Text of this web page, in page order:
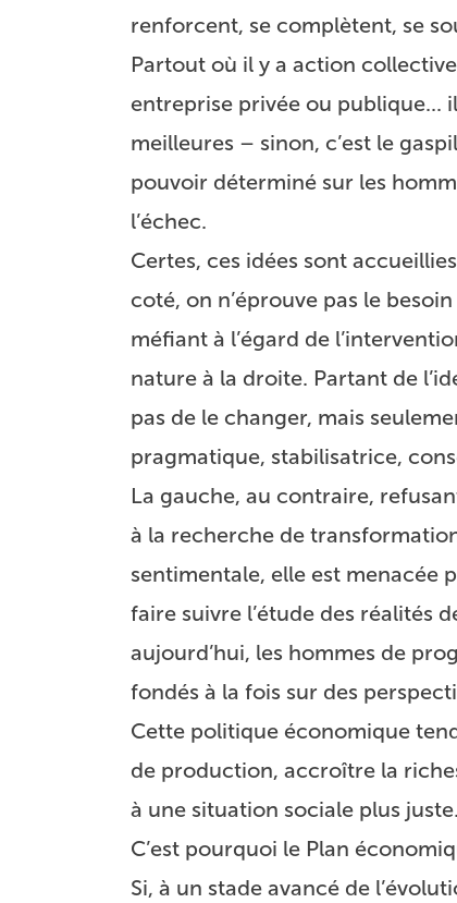
renforcent, se complètent, se
Partout où il y a action
entreprise privée ou publique...
meilleures – sinon, c’est le
pouvoir déterminé sur les
l’échec.
Certes, ces idées sont
coté, on n’éprouve pas le
méfiant à l’égard de
nature à la droite. Partant de
pas de le changer, mais
pragmatique, stabilisatrice,
La gauche, au contraire,
à la recherche de
sentimentale, elle est menacée
faire suivre l’étude des réalités
aujourd’hui, les hommes de
fondés à la fois sur des
Cette politique économique
de production, accroître la
à une situation sociale plus
C’est pourquoi le Plan
Si, à un stade avancé de